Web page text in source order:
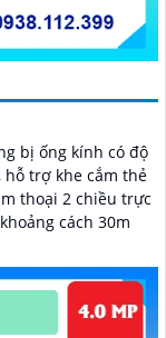
bị ống kính có độ
hỗ trợ khe cắm thẻ
thoại 2 chiều trực
cách 30m